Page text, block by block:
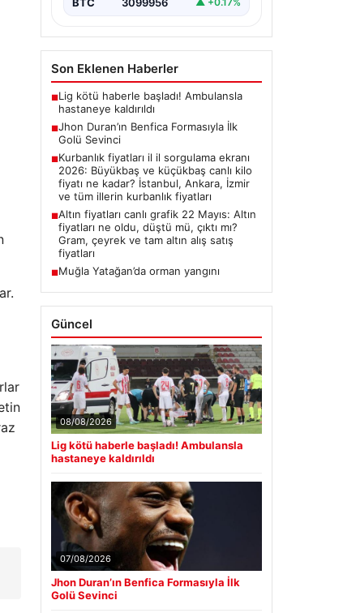
Son Eklenen Haberler
■Lig kötü haberle başladı! Ambulansla
hastaneye kaldırıldı
■Jhon Duran’ın Benfica Formasıyla İlk
Golü Sevinci
■Kurbanlık fiyatları il il sorgulama ekranı
2026: Büyükbaş ve küçükbaş canlı kilo
fiyatı ne kadar? İstanbul, Ankara, İzmir
ve tüm illerin kurbanlık fiyatları
■Altın fiyatları canlı grafik 22 Mayıs: Altın
fiyatları ne oldu, düştü mü, çıktı mı?
Gram, çeyrek ve tam altın alış satış
fiyatları
■Muğla Yatağan’da orman yangını
Güncel
08/08/2026
Lig kötü haberle başladı! Ambulansla
hastaneye kaldırıldı
07/08/2026
Jhon Duran’ın Benfica Formasıyla İlk
Golü Sevinci